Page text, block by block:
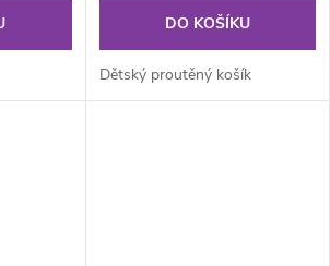
DO KOŠÍKU
Dětský proutěný košík